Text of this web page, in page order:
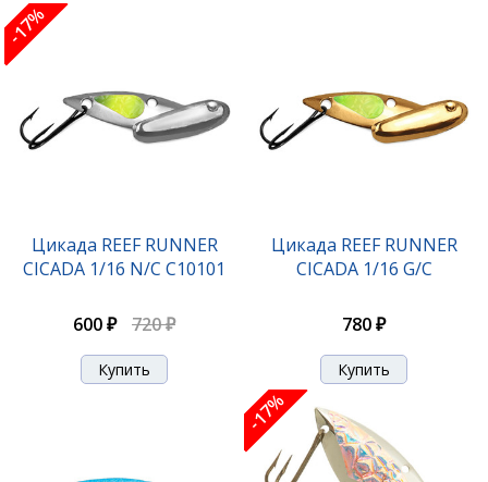
-17%
Цикада REEF RUNNER
CICADA 1/16 N/C С10101
600 ₽ 720 ₽
Цикада REEF RUNNER
CICADA 1/16 G/C
780 ₽
-17%